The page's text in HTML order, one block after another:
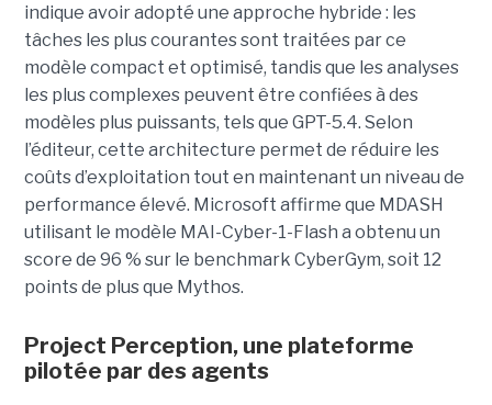
indique avoir adopté une approche hybride : les
tâches les plus courantes sont traitées par ce
modèle compact et optimisé, tandis que les analyses
les plus complexes peuvent être confiées à des
modèles plus puissants, tels que GPT-5.4. Selon
l’éditeur, cette architecture permet de réduire les
coûts d’exploitation tout en maintenant un niveau de
performance élevé. Microsoft affirme que MDASH
utilisant le modèle MAI-Cyber-1-Flash a obtenu un
score de 96 % sur le benchmark CyberGym, soit 12
points de plus que Mythos.
Project Perception, une plateforme
pilotée par des agents